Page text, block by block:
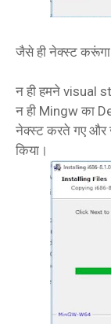
जैसे ही नेक्स्ट करूंगा
न ही हमने visual
न ही Mingw का
नेक्स्ट करते गए और
किया।